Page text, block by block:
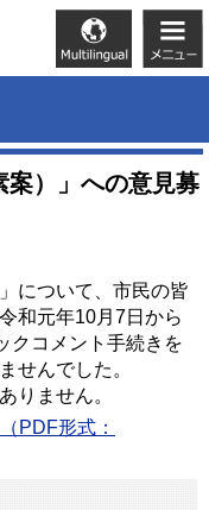
案）」への意見募
について、市民の皆
和元年10月7日から
クコメント手続きを
せんでした。
りません。
PDF形式：